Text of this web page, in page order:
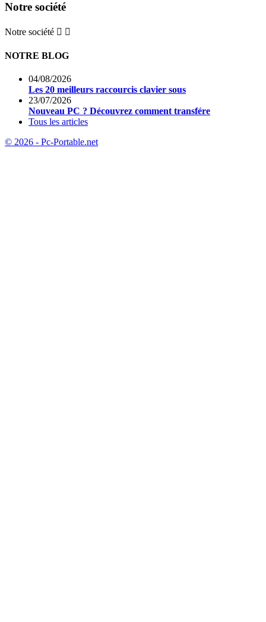
Notre société
Notre société  
NOTRE BLOG
04/08/2026
Les 20 meilleurs raccourcis clavier sous
23/07/2026
Nouveau PC ? Découvrez comment transfére
Tous les articles
© 2026 - Pc-Portable.net